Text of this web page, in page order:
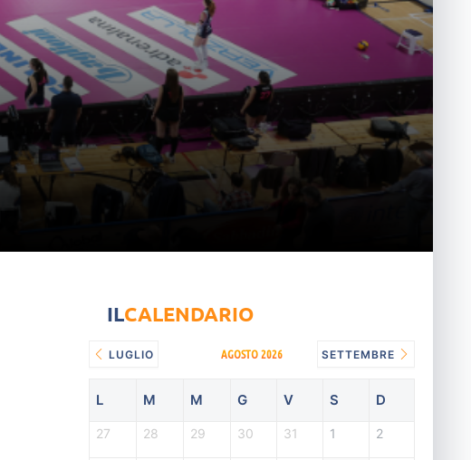
ILCALENDARIO
LUGLIO AGOSTO 2026 SETTEMBRE
L M M G V S D
27 28 29 30 31 1 2